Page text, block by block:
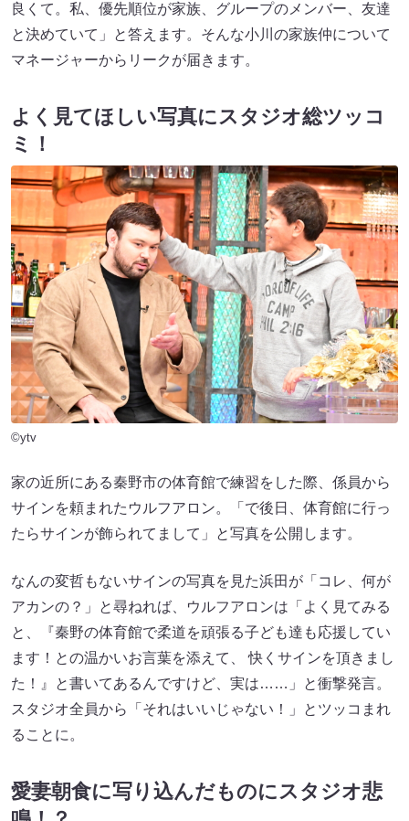
良くて。私、優先順位が家族、グループのメンバー、友達
と決めていて」と答えます。そんな小川の家族仲について
マネージャーからリークが届きます。
よく見てほしい写真にスタジオ総ツッコ
ミ！
©ytv
家の近所にある秦野市の体育館で練習をした際、係員から
サインを頼まれたウルフアロン。「で後日、体育館に行っ
たらサインが飾られてまして」と写真を公開します。
なんの変哲もないサインの写真を見た浜田が「コレ、何が
アカンの？」と尋ねれば、ウルフアロンは「よく見てみる
と、『秦野の体育館で柔道を頑張る子ども達も応援してい
ます！との温かいお言葉を添えて、 快くサインを頂きまし
た！』と書いてあるんですけど、実は……」と衝撃発言。
スタジオ全員から「それはいいじゃない！」とツッコまれ
ることに。
愛妻朝食に写り込んだものにスタジオ悲